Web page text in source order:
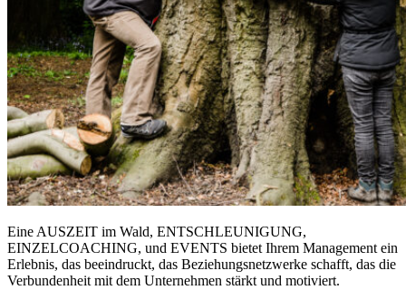
Eine AUSZEIT im Wald, ENTSCHLEUNIGUNG,
EINZELCOACHING, und EVENTS bietet Ihrem Management ein
Erlebnis, das beeindruckt, das Beziehungsnetzwerke schafft, das die
Verbundenheit mit dem Unternehmen stärkt und motiviert.